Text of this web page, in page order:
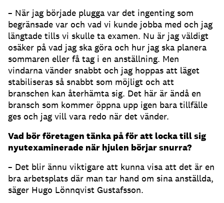
– När jag började plugga var det ingenting som
begränsade var och vad vi kunde jobba med och jag
längtade tills vi skulle ta examen. Nu är jag väldigt
osäker på vad jag ska göra och hur jag ska planera
sommaren eller få tag i en anställning. Men
vindarna vänder snabbt och jag hoppas att läget
stabiliseras så snabbt som möjligt och att
branschen kan återhämta sig. Det här är ändå en
bransch som kommer öppna upp igen bara tillfälle
ges och jag vill vara redo när det vänder.
Vad bör företagen tänka på för att locka till sig
nyutexaminerade när hjulen börjar snurra?
– Det blir ännu viktigare att kunna visa att det är en
bra arbetsplats där man tar hand om sina anställda,
säger Hugo Lönnqvist Gustafsson.